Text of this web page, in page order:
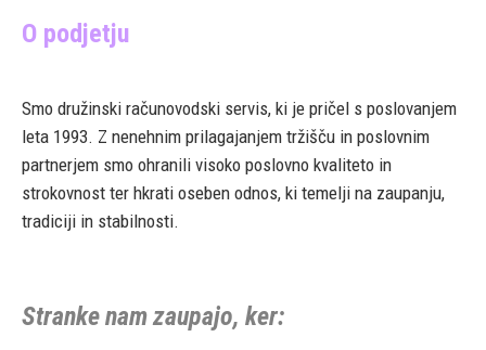
O podjetju
Smo družinski računovodski servis, ki je pričel s poslovanjem
leta 1993. Z nenehnim prilagajanjem tržišču in poslovnim
partnerjem smo ohranili visoko poslovno kvaliteto in
strokovnost ter hkrati oseben odnos, ki temelji na zaupanju,
tradiciji in stabilnosti.
Stranke nam zaupajo, ker: